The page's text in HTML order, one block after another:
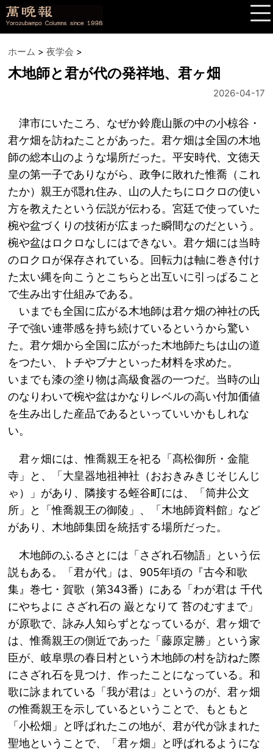
ホーム > 夜学会 >
木地師と君が代の発祥地、君ヶ畑
2026-04-17
津市にいたころ、なぜか鈴鹿山脈の中の小椋谷・
君ケ畑を訪ねたことがあった。君ケ畑は全国の木地
師の総本山のような場所だった。平安時代、文徳天
皇の第一子でありながら、政争に敗れた惟喬（これ
たか）親王が隠れ住み、山の人たちにロクロの使い
方を教えたという伝説が伝わる。宮廷で使っていた
椀や盆づくりの技術が広まった瞬間なのだという。
椀や盆はロクロなしにはできない。君ケ畑には当時
のロクロが保存されている。回転力は軸に巻き付け
た太い縄を向こうとこちらと出互いに引っぱること
で生み出す仕組みである。
いまでも全国に広がる木地師は君ケ畑の神社の氏
子で強い連帯感を持ち続けているというから驚い
た。君ケ畑から全国に広がった木地師たちは山の道
をつたい、トチやブナといった材料を求めた。
いまでも漆の塗り物は高級食器の一つだ。当時の山
のなりわいで椀や盆はかなりレベルの高い付加価値
を生み出した産品であるといっていいかもしれな
い。
君ヶ畑には、惟喬親王を祀る「髙松御所・金龍
寺」と、「大皇器地祖神社（おおきみきじそじんじ
ゃ）」があり、隣接する蛭谷町には、「筒井公文
所」と「惟喬親王の御陵」、「木地師資料館」など
があり、木地師集団を統括する場所だった。
木地師のふるさとには「さざれ石物語」という伝
説もある。「君が代」は、905年頃の『古今和歌
集』巻七・賀歌（第343番）にある「わが君は 千代
にやちよに さざれ石の 巌となりて 苔のむすまで」
が原歌で、詠み人知らずとなっているが、君ヶ畑で
は、惟喬親王の側近であった「藤原定勝」という家
臣が、岐阜県の春日村という木地師の村を訪ねた際
にさざれ石を見つけ、作ったことになっている。和
歌に詠まれている「我が君は」というのが、君ヶ畑
の惟喬親王を示しているということで、もともと
「小松畑」と呼ばれたこの地が、君が代が詠まれた
聖地ということで、「君ヶ畑」と呼ばれるようにな